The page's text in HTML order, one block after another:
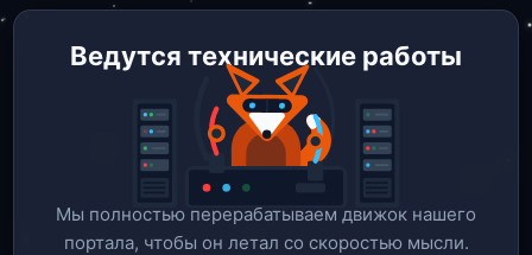
Ведутся технические работы
Мы полностью перерабатываем движок нашего
портала, чтобы он летал со скоростью мысли.